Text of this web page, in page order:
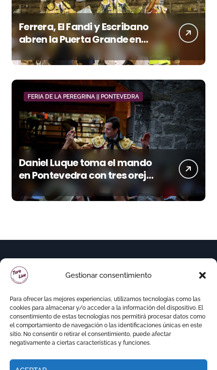
Gestionar consentimiento
Para ofrecer las mejores experiencias, utilizamos tecnologías como las
cookies para almacenar y/o acceder a la información del dispositivo. El
consentimiento de estas tecnologías nos permitirá procesar datos como
el comportamiento de navegación o las identificaciones únicas en este
sitio. No consentir o retirar el consentimiento, puede afectar
negativamente a ciertas características y funciones.
Ferrera, El Fandi y Escribano
abren la Puerta Grande en
una tarde triunfal en Azuaga
FERIA DE LA PEREGRINA || PONTEVEDRA
Daniel Luque toma el mando
en Pontevedra con tres orejas
y una Puerta Grande de peso